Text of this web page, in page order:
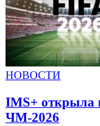
НОВОСТИ
IMS+ открыла
ЧМ-2026